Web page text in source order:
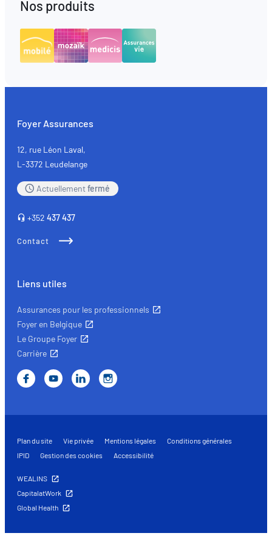
Nos produits
Foyer Assurances
12, rue Léon Laval,
L-3372 Leudelange
Actuellementfermé
+352 437 437
Contact
Liens utiles
Assurances pour les professionnels
Foyer en Belgique
Le Groupe Foyer
Carrière
Plan du site Vie privée Mentions légales
Conditions générales
IPID
Gestion des cookies Accessibilité
WEALINS
CapitalatWork
Global Health